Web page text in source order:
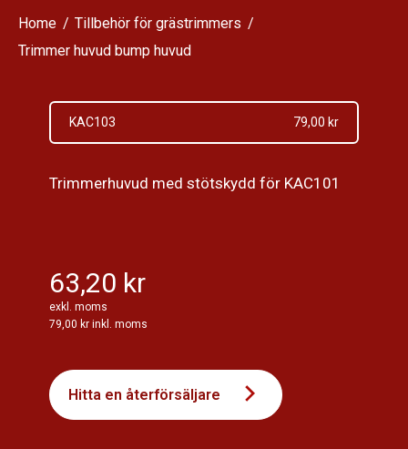
Home
Tillbehör för grästrimmers
Trimmer huvud bump huvud
KAC103 79,00 kr
Trimmerhuvud med stötskydd för KAC101
63,20 kr
exkl. moms
79,00 kr inkl. moms
Hitta en återförsäljare